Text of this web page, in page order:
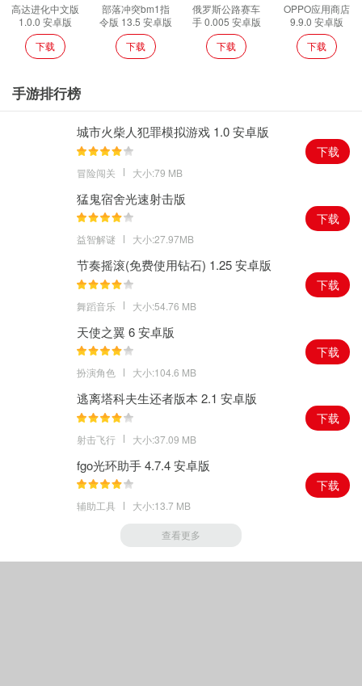
高达进化中文版
1.0.0 安卓版
下载
部落冲突bm1指
令版 13.5 安卓版
下载
俄罗斯公路赛车
手 0.005 安卓版
下载
OPPO应用商店
9.9.0 安卓版
下载
手游排行榜
城市火柴人犯罪模拟游戏 1.0 安卓版
冒险闯关 大小:79 MB
下载
猛鬼宿舍光速射击版
益智解谜 大小:27.97MB
下载
节奏摇滚(免费使用钻石) 1.25 安卓版
舞蹈音乐 大小:54.76 MB
下载
天使之翼 6 安卓版
扮演角色 大小:104.6 MB
下载
逃离塔科夫生还者版本 2.1 安卓版
射击飞行 大小:37.09 MB
下载
fgo光环助手 4.7.4 安卓版
辅助工具 大小:13.7 MB
下载
查看更多